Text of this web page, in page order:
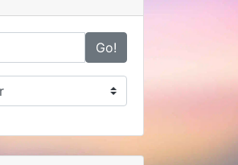
Go!